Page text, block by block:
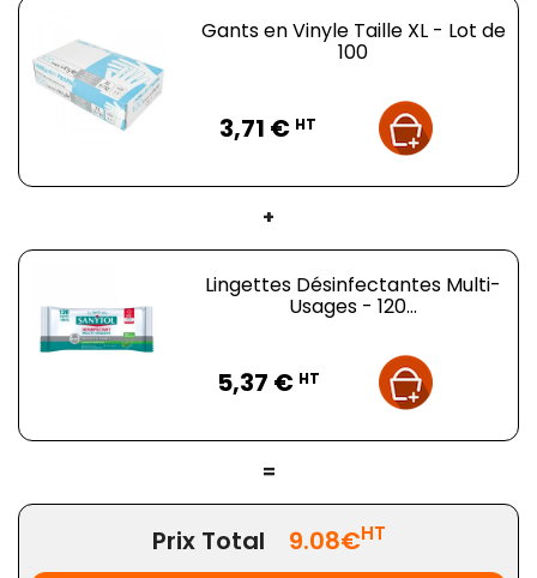
Gants en Vinyle Taille XL - Lot de
100
3,71 € HT
+
Lingettes Désinfectantes Multi-
Usages - 120...
5,37 € HT
=
Prix Total 9.08€HT